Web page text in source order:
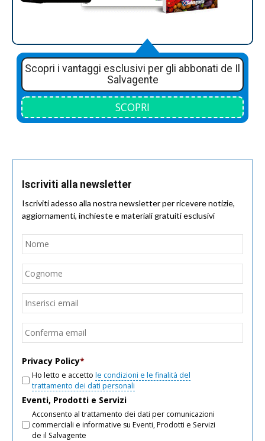
Scopri i vantaggi esclusivi per gli abbonati de Il
Salvagente
SCOPRI
Iscriviti alla newsletter
Iscriviti adesso alla nostra newsletter per ricevere notizie,
aggiornamenti, inchieste e materiali gratuiti esclusivi
Nome
Email
Privacy Policy*
Ho letto e accetto le condizioni e le finalità del
trattamento dei dati personali
Eventi, Prodotti e Servizi
Acconsento al trattamento dei dati per comunicazioni
commerciali e informative su Eventi, Prodotti e Servizi
de il Salvagente